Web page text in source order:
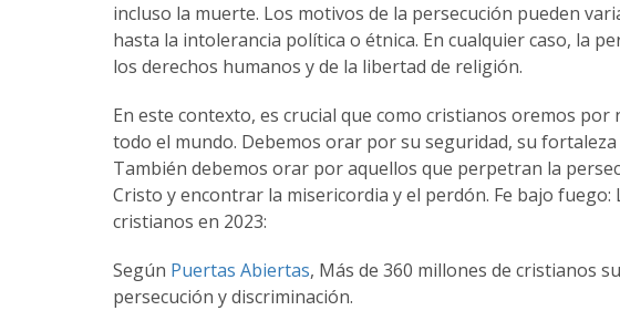
incluso la muerte. Los motivos de la persecución pueden
hasta la intolerancia política o étnica. En cualquier caso, la
los derechos humanos y de la libertad de religión.
En este contexto, es crucial que como cristianos oremos
todo el mundo. Debemos orar por su seguridad, su
También debemos orar por aquellos que perpetran la
Cristo y encontrar la misericordia y el perdón. Fe bajo
cristianos en 2023:
Según Puertas Abiertas, Más de 360 millones de cristianos
persecución y discriminación.